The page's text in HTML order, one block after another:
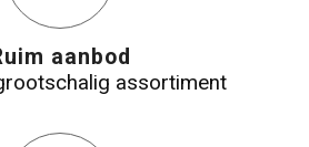
aanbod
assortiment